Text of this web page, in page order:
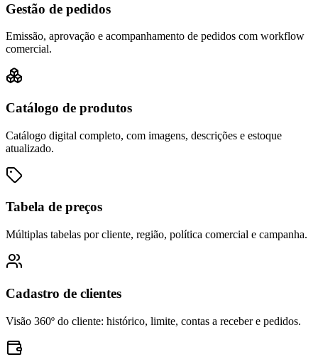
Gestão de pedidos
Emissão, aprovação e acompanhamento de pedidos com workflow
comercial.
Catálogo de produtos
Catálogo digital completo, com imagens, descrições e estoque
atualizado.
Tabela de preços
Múltiplas tabelas por cliente, região, política comercial e campanha.
Cadastro de clientes
Visão 360º do cliente: histórico, limite, contas a receber e pedidos.